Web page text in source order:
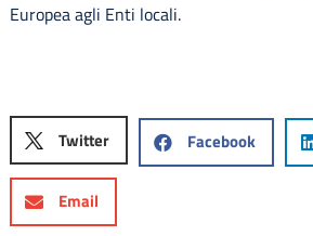
Europea agli Enti locali.
Twitter Facebook
Email